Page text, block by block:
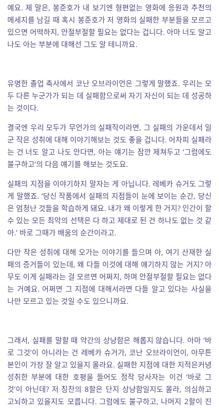
예요. 제 말은, 봉준호가 내 보기엔 형편없는 영화에 응원과 추천의
메세지를 남길 때 혹시 봉준호가 저 영화의 실패한 부분들을 모르고
있으면 어떡하지, 안절부절할 필요는 없다는 겁니다. 아마 너도 알고
나도 아는 부분에 대해선 그도 알 테니까요.
유명한 졸업 축사에서 코난 오브라이언은 그렇게 말했죠. 우리는 모
두 다른 누군가가 되는 데 실패함으로써 자기 자신이 되는 데 성공하
는 것이다.
결국엔 우리 모두가 무언가의 실패작이라면, 그 실패의 가운데서 일
군 작은 성취에 대해 이야기해보는 것도 좋을 겁니다. 어차피 실패라
는 건 너도 알고 나도 안다면, 아는 얘기는 잠깐 제쳐두고 ‘그럼에도
불구하고’의 다음 얘기를 해보는 것도요.
실패의 지점을 이야기하지 말자는 게 아닙니다. 레베카 슈거도 그렇
게 말했죠. ‘당신 작품에서 실패의 지점들이 눈에 보이는 순간, 당신
은 엄청난 것들을 학습하게 돼요. 내가 왜 이렇게 한 거지? 인간이 할
수 있는 모든 최악의 선택은 다 하고 제대로 된 건 하나도 없는 것 같
아.’ 바로 그때가 배움의 순간이라고.
다만 작은 성취에 대해 오가는 이야기를 들으며 아, 여기 산재한 실
패의 증거들이 있는데, 왜 다들 이것에 대해 얘기하지 않는 거지? 아
무도 이게 실패라는 걸 모르면 어쩌지, 하며 안절부절할 필요는 없다
는 거예요. 어쩌면 그 지점에 대해서라면 다들 알고 있다는 사실을
나만 모르고 있는 것일 수도 있으니까요.
그래서, 실패를 말할 때 약간의 상냥함은 해롭지 않습니다. 아마 ‘바
로 그것’이 아니라는 건 레베카 슈거가, 코난 오브라이언이, 아무튼
본인이 가장 잘 알고 있을지 몰라요. 실패한 지점에 대한 지적은커녕
성취한 부분에 대한 호평을 들어도 정작 당사자는 이건 ‘바로 그
것’이 아닌데? 저 칭찬의 8할은 단지 상냥함일지도 몰라, 의심하고
고뇌하고 있을지도 모릅니다. 그럼에도 불구하고, 나머지 2할이 진